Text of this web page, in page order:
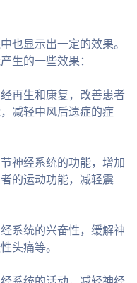
也显示出一定的效果。
生的一些效果：
再生和康复，改善患者
减轻中风后遗症的症
神经系统的功能，增加
的运动功能，减轻震
系统的兴奋性，缓解神
头痛等。